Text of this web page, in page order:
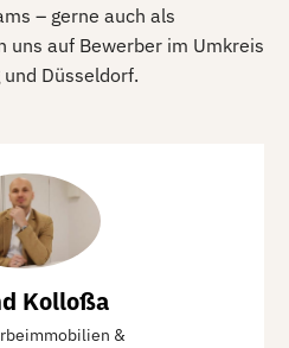
– gerne auch als
uns auf Bewerber im Umkreis
Düsseldorf.
Kolloßa
&